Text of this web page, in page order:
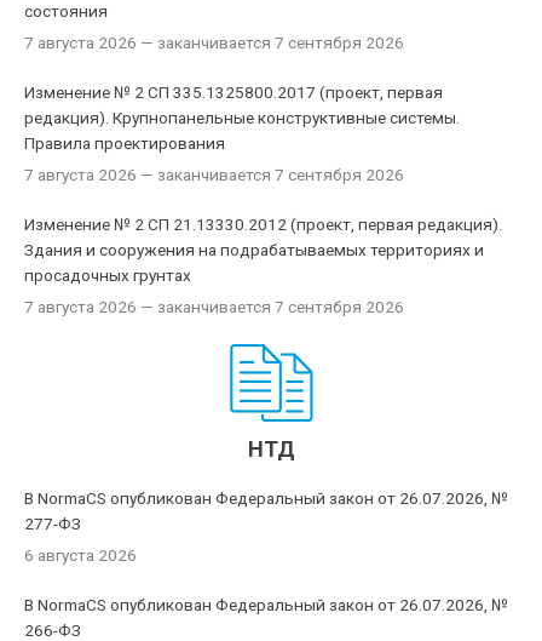
состояния
7 августа 2026 — заканчивается 7 сентября 2026
Изменение № 2 СП 335.1325800.2017 (проект, первая
редакция). Крупнопанельные конструктивные системы.
Правила проектирования
7 августа 2026 — заканчивается 7 сентября 2026
Изменение № 2 СП 21.13330.2012 (проект, первая редакция).
Здания и сооружения на подрабатываемых территориях и
просадочных грунтах
7 августа 2026 — заканчивается 7 сентября 2026
НТД
В NormaCS опубликован Федеральный закон от 26.07.2026, №
277-ФЗ
6 августа 2026
В NormaCS опубликован Федеральный закон от 26.07.2026, №
266-ФЗ